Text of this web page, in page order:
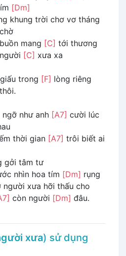
[Dm]
khung trời chơ vơ tháng
chờ
mang [C] tới thương
[C] xưa xa
trong [F] lòng riêng
thôi.
ngỡ như anh [A7] cười lúc
thời gian [A7] trôi biết ai
gởi tâm tư
nhìn hoa tím [Dm] rụng
người xưa hỡi thấu cho
còn người [Dm] đâu.
xưa) sử dụng